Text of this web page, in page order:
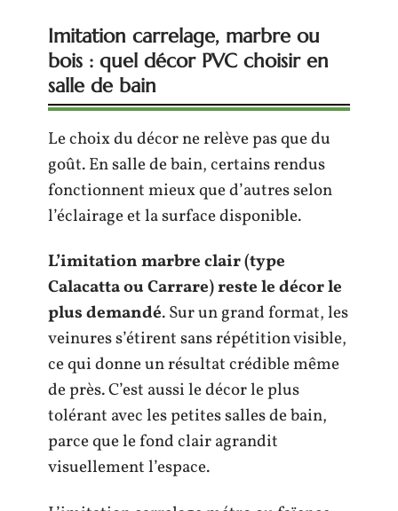
Imitation carrelage, marbre ou
bois : quel décor PVC choisir en
salle de bain
Le choix du décor ne relève pas que du
goût. En salle de bain, certains rendus
fonctionnent mieux que d’autres selon
l’éclairage et la surface disponible.
L’imitation marbre clair (type
Calacatta ou Carrare) reste le décor le
plus demandé. Sur un grand format, les
veinures s’étirent sans répétition visible,
ce qui donne un résultat crédible même
de près. C’est aussi le décor le plus
tolérant avec les petites salles de bain,
parce que le fond clair agrandit
visuellement l’espace.